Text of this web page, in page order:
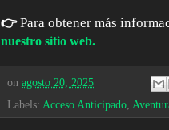
👉Para obtener más
nuestro sitio web.
on agosto 20, 2025
Labels: Acceso Anticipado,